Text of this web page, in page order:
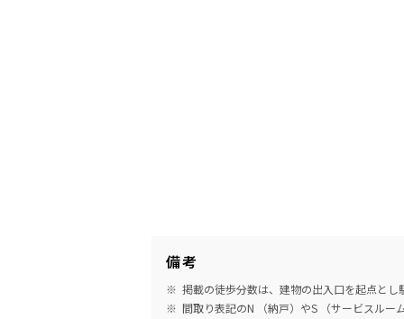
備考
掲載の徒歩分数は、建物の出入口を起点と
間取り表記のN （納戸）やS （サービスル